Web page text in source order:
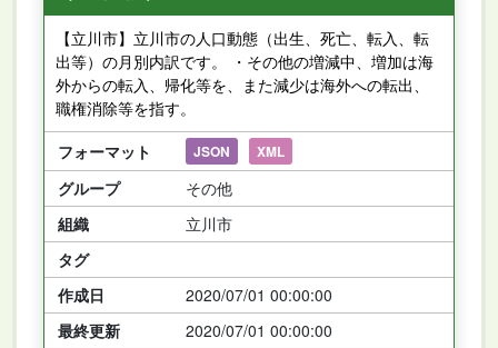
【立川市】立川市の人口動態（出生、死亡、転入、転
出等）の月別内訳です。 ・その他の増減中、増加は海
外からの転入、帰化等を、また減少は海外への転出、
職権消除等を指す。
フォーマット
JSON XML
グループ
その他
組織
立川市
タグ
作成日
2020/07/01 00:00:00
最終更新
2020/07/01 00:00:00